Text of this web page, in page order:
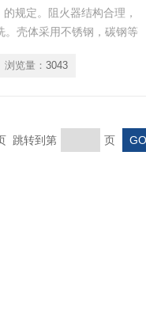
规定。阻火器结构合理，
。壳体采用不锈钢，碳钢等
浏览量： 3043
跳转到第 页